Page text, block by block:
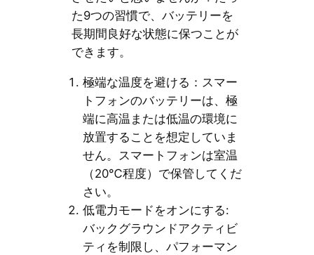
た9つの習慣で、バッテリーを
長期間良好な状態に保つことが
できます。
極端な温度を避ける：スマー
トフォンのバッテリーは、極
端に高温または低温の環境に
放置することを想定していま
せん。スマートフォンは室温
（20℃程度）で保管してくだ
さい。
低電力モードをオンにする:
バックグラウンドアクティビ
ティを制限し、パフォーマン